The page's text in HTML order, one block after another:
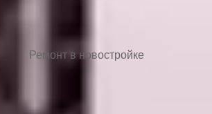
Ремонт в новостройке